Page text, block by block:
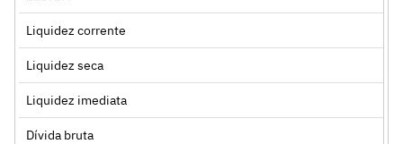
Liquidez corrente
Liquidez seca
Liquidez imediata
Dívida bruta